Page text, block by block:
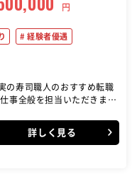
円
経験者優遇
の寿司職人のおすすめ転職
思います。 これまで培って
詳しく見る